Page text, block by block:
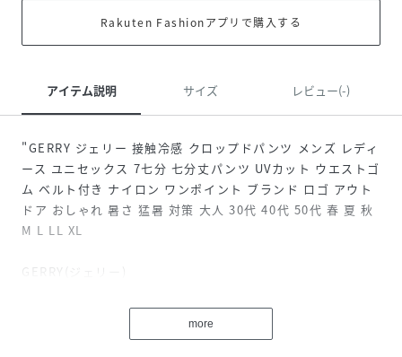
Rakuten Fashionアプリで購入する
アイテム説明 サイズ レビュー(-)
"GERRY ジェリー 接触冷感 クロップドパンツ メンズ レディ
ース ユニセックス 7七分 七分丈パンツ UVカット ウエストゴ
ム ベルト付き ナイロン ワンポイント ブランド ロゴ アウト
ドア おしゃれ 暑さ 猛暑 対策 大人 30代 40代 50代 春 夏 秋
M L LL XL
GERRY(ジェリー)
トドアブランドのGERRY。
当初は、山岳部隊のための質実剛健なクライミング＆キャン
more